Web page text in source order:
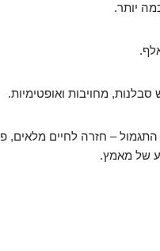
יותר.
מחויבות ואופטימיות.
– חזרה לחיים מלאים,
של מאמץ.